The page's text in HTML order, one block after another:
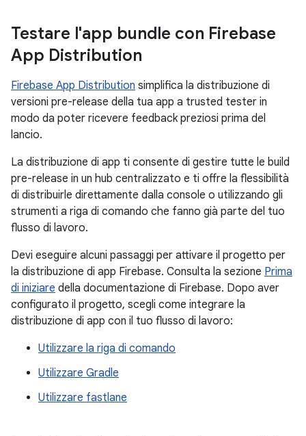
Testare l'app bundle con Firebase
App Distribution
Firebase App Distribution simplifica la distribuzione di
versioni pre-release della tua app a trusted tester in
modo da poter ricevere feedback preziosi prima del
lancio.
La distribuzione di app ti consente di gestire tutte le build
pre-release in un hub centralizzato e ti offre la flessibilità
di distribuirle direttamente dalla console o utilizzando gli
strumenti a riga di comando che fanno già parte del tuo
flusso di lavoro.
Devi eseguire alcuni passaggi per attivare il progetto per
la distribuzione di app Firebase. Consulta la sezione Prima
di iniziare della documentazione di Firebase. Dopo aver
configurato il progetto, scegli come integrare la
distribuzione di app con il tuo flusso di lavoro:
Utilizzare la riga di comando
Utilizzare Gradle
Utilizzare fastlane